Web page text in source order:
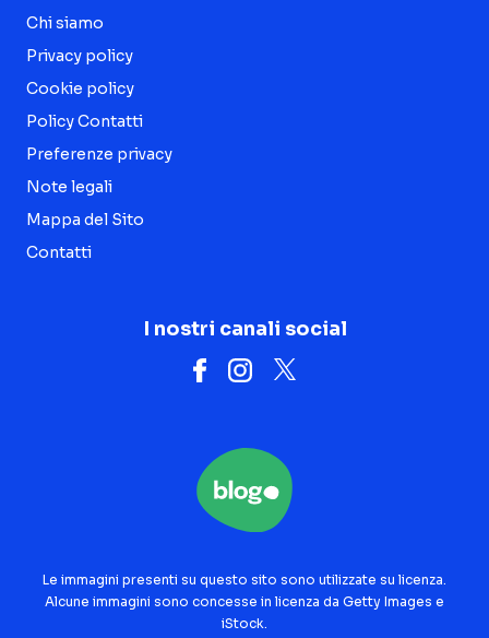
Chi siamo
Privacy policy
Cookie policy
Policy Contatti
Preferenze privacy
Note legali
Mappa del Sito
Contatti
I nostri canali social
Le immagini presenti su questo sito sono utilizzate su licenza.
Alcune immagini sono concesse in licenza da Getty Images e
iStock.